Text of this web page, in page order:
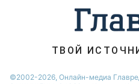
ТВОЙ
©2002-2026, Онлайн-медиа